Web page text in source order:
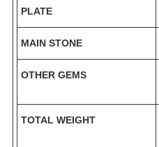
PLATE
MAIN STONE
OTHER GEMS
TOTAL WEIGHT